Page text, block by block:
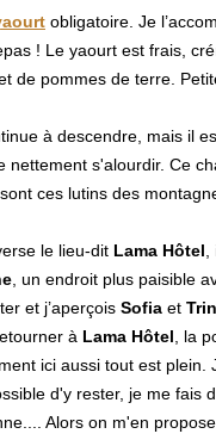
obligatoire. Je
! Le yaourt est frais,
de pommes de terre.
à descendre, mais il
nettement s'alourdir. Ce
ces lutins des
le lieu-dit Lama Hôtel
, un endroit plus paisible
et j’aperçois Sofia et
à Lama Hôtel , la
ici aussi tout est
d'y rester, je me fais
Alors on m'en